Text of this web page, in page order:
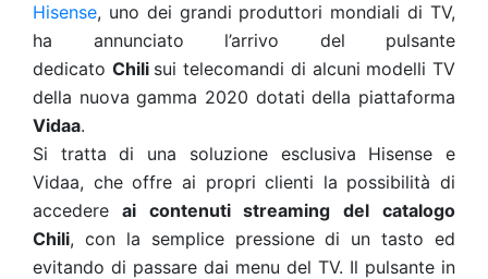
Hisense, uno dei grandi produttori mondiali di TV,
ha annunciato l’arrivo del pulsante
dedicato Chili sui telecomandi di alcuni modelli TV
della nuova gamma 2020 dotati della piattaforma
Vidaa.
Si tratta di una soluzione esclusiva Hisense e
Vidaa, che offre ai propri clienti la possibilità di
accedere ai contenuti streaming del catalogo
Chili, con la semplice pressione di un tasto ed
evitando di passare dai menu del TV. Il pulsante in